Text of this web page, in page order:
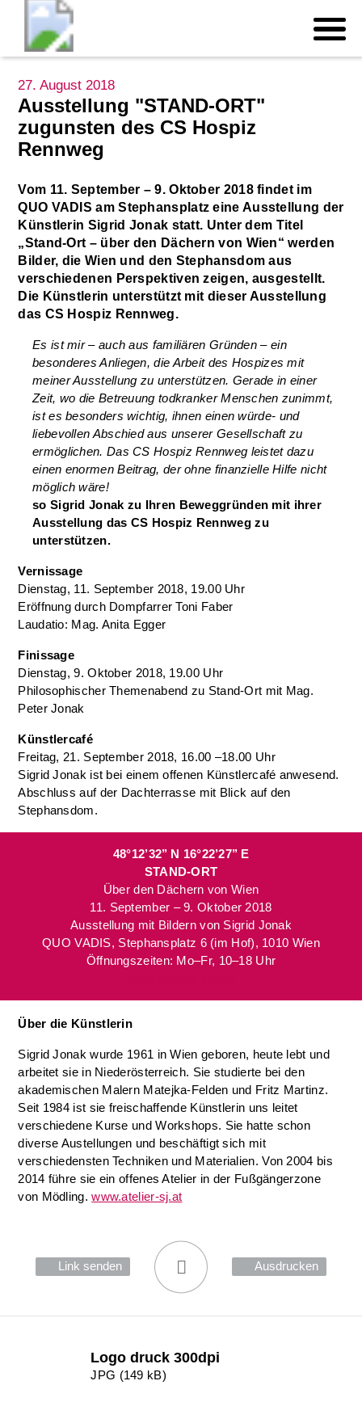
27. August 2018
Ausstellung "STAND-ORT"
zugunsten des CS Hospiz
Rennweg
Vom 11. September – 9. Oktober 2018 findet im
QUO VADIS am Stephansplatz eine Ausstellung der
Künstlerin Sigrid Jonak statt. Unter dem Titel
„Stand-Ort – über den Dächern von Wien“ werden
Bilder, die Wien und den Stephansdom aus
verschiedenen Perspektiven zeigen, ausgestellt.
Die Künstlerin unterstützt mit dieser Ausstellung
das CS Hospiz Rennweg.
Es ist mir – auch aus familiären Gründen – ein
besonderes Anliegen, die Arbeit des Hospizes mit
meiner Ausstellung zu unterstützen. Gerade in einer
Zeit, wo die Betreuung todkranker Menschen zunimmt,
ist es besonders wichtig, ihnen einen würde- und
liebevollen Abschied aus unserer Gesellschaft zu
ermöglichen. Das CS Hospiz Rennweg leistet dazu
einen enormen Beitrag, der ohne finanzielle Hilfe nicht
möglich wäre!
so Sigrid Jonak zu Ihren Beweggründen mit ihrer
Ausstellung das CS Hospiz Rennweg zu
unterstützen.
Vernissage
Dienstag, 11. September 2018, 19.00 Uhr
Eröffnung durch Dompfarrer Toni Faber
Laudatio: Mag. Anita Egger
Finissage
Dienstag, 9. Oktober 2018, 19.00 Uhr
Philosophischer Themenabend zu Stand-Ort mit Mag.
Peter Jonak
Künstlercafé
Freitag, 21. September 2018, 16.00 –18.00 Uhr
Sigrid Jonak ist bei einem offenen Künstlercafé anwesend.
Abschluss auf der Dachterrasse mit Blick auf den
Stephansdom.
48°12’32’’ N 16°22’27’’ E
STAND-ORT
Über den Dächern von Wien
11. September – 9. Oktober 2018
Ausstellung mit Bildern von Sigrid Jonak
QUO VADIS, Stephansplatz 6 (im Hof), 1010 Wien
Öffnungszeiten: Mo–Fr, 10–18 Uhr
Über die Künstlerin
Sigrid Jonak wurde 1961 in Wien geboren, heute lebt und
arbeitet sie in Niederösterreich. Sie studierte bei den
akademischen Malern Matejka-Felden und Fritz Martinz.
Seit 1984 ist sie freischaffende Künstlerin uns leitet
verschiedene Kurse und Workshops. Sie hatte schon
diverse Austellungen und beschäftigt sich mit
verschiedensten Techniken und Materialien. Von 2004 bis
2014 führe sie ein offenes Atelier in der Fußgängerzone
von Mödling.www.atelier-sj.at
Link senden Ausdrucken
Logo druck 300dpi
JPG (149 kB)